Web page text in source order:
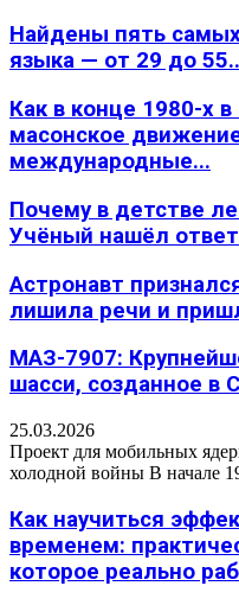
Найдены пять
языка — от 29 до
Как в конце 1980-х
масонское
международные...
Почему в детстве
Учёный нашёл
Астронавт
лишила речи и
МАЗ-7907:
шасси, созданное в
25.03.2026
Проект для мобильных
холодной войны В начале
Как научиться
временем:
которое реально